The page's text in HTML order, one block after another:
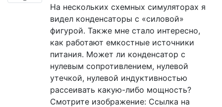
На нескольких схемных симуляторах я
видел конденсаторы с «силовой»
фигурой. Также мне стало интересно,
как работают емкостные источники
питания. Может ли конденсатор с
нулевым сопротивлением, нулевой
утечкой, нулевой индуктивностью
рассеивать какую-либо мощность?
Смотрите изображение: Ссылка на